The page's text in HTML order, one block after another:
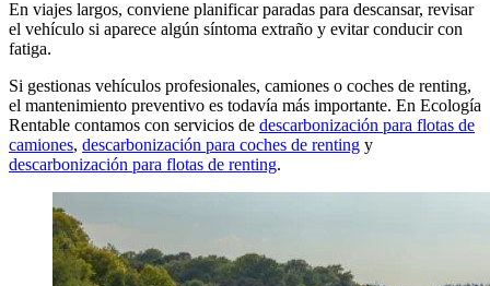
En viajes largos, conviene planificar paradas para descansar, revisar
el vehículo si aparece algún síntoma extraño y evitar conducir con
fatiga.
Si gestionas vehículos profesionales, camiones o coches de renting,
el mantenimiento preventivo es todavía más importante. En Ecología
Rentable contamos con servicios de descarbonización para flotas de
camiones, descarbonización para coches de renting y
descarbonización para flotas de renting.